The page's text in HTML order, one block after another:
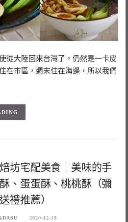
從大陸回來台灣了，仍然是一卡皮
在市區，週末住在海邊，所以我們
坊宅配美食｜美味的手
、蛋蛋酥、桃桃酥（彌
禮推薦）
2020-12-19